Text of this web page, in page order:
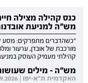
כנס קהילה מצילה
מש"ה למניעת
"כשהדברים מתפרקים: מסע
מורכבת של אובדן, ערעור
קהילתי מעמיק העוסק
מש"ה - מילים
האקדמית ת"א-יפו | 06.09.2026 | יום ראשון | 09:00-16:00